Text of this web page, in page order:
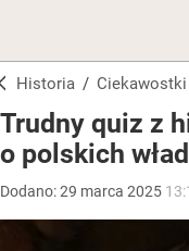
Historia /
Trudny quiz z
o polskich
Dodano:29 marca 2025